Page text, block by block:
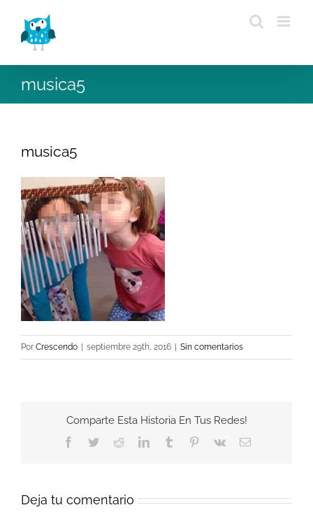
contenido
musica5
musica5
Por Crescendo | septiembre 29th, 2016 | Sin comentarios
Comparte Esta Historia En Tus Redes!
Facebook
TwitterRedditLinkedInTumblr Pinterest
Vk
Correo
Deja tu comentario